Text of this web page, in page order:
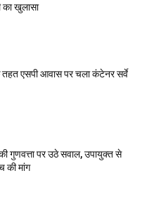
का खुलासा
तहत एसपी आवास पर चला कंटेनर सर्वे
गुणवत्ता पर उठे सवाल, उपायुक्त से
की मांग